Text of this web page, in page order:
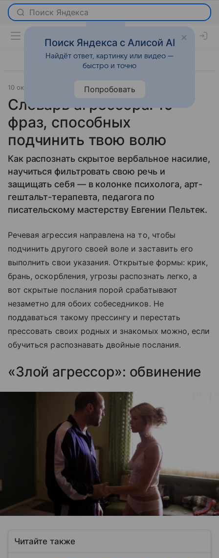
10 октября 2018 О важном
Словарь агрессора: 10
фраз, способных
подчинить твою волю
Как распознать скрытое вербальное насилие,
научиться фильтровать свою речь и
защищать себя — в колонке психолога, арт-
гештальт-терапевта, педагога по
писательскому мастерству Евгении Пельтек.
Речевая агрессия направлена на то, чтобы
подчинить другого своей воле и заставить его
выполнить свои указания. Открытые формы: крик,
брань, оскорбления, угрозы распознать легко, а
вот скрытые послания порой срабатывают
незаметно для обоих собеседников. Не
поддаваться такому прессингу и перестать
прессовать своих родных и знакомых можно, если
обучиться распознавать двойные послания.
«Злой агрессор»: обвинение
Читайте также
Поиск Яндекса с Алисой AI
Найдёт ответ, картинку или видео —
быстро и точно
Попробовать